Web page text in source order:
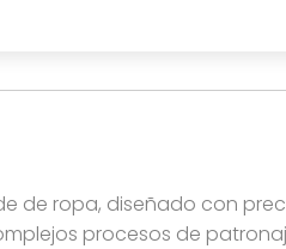
de ropa, diseñado con
procesos de